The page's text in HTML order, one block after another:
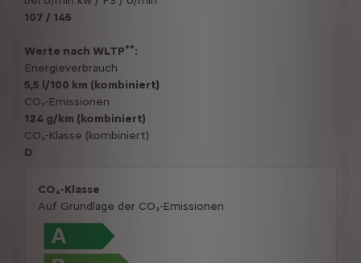
107 / 145
Werte nach WLTP**:
Energieverbrauch
5,5 l/100 km (kombiniert)
CO₂-Emissionen
124 g/km (kombiniert)
CO₂-Klasse (kombiniert)
D
CO₂-Klasse
Auf Grundlage der CO₂-Emissionen